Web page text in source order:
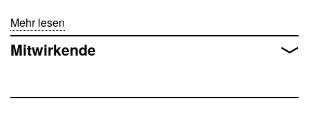
So schnell der Kampf entschieden scheint, so
unvorhersehbar sind die nachfolgenden Geschehnisse.
Kleists Novelle ist eine packende Studie über Täter, Opfer,
Mehr lesen
Mitwirkende